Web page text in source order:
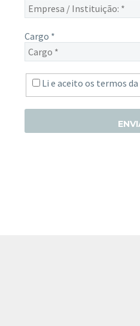
Cargo *
Li e aceito os termos da